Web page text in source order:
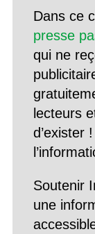
Dans ce
presse
qui ne
lecteurs
d’exister
Soutenir
une